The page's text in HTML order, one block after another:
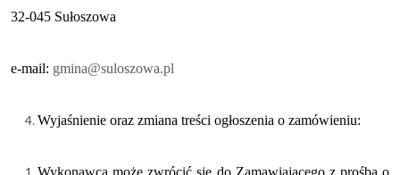
32-045 Sułoszowa
e-mail: gmina@suloszowa.pl
Wyjaśnienie oraz zmiana treści ogłoszenia o zamówieniu: